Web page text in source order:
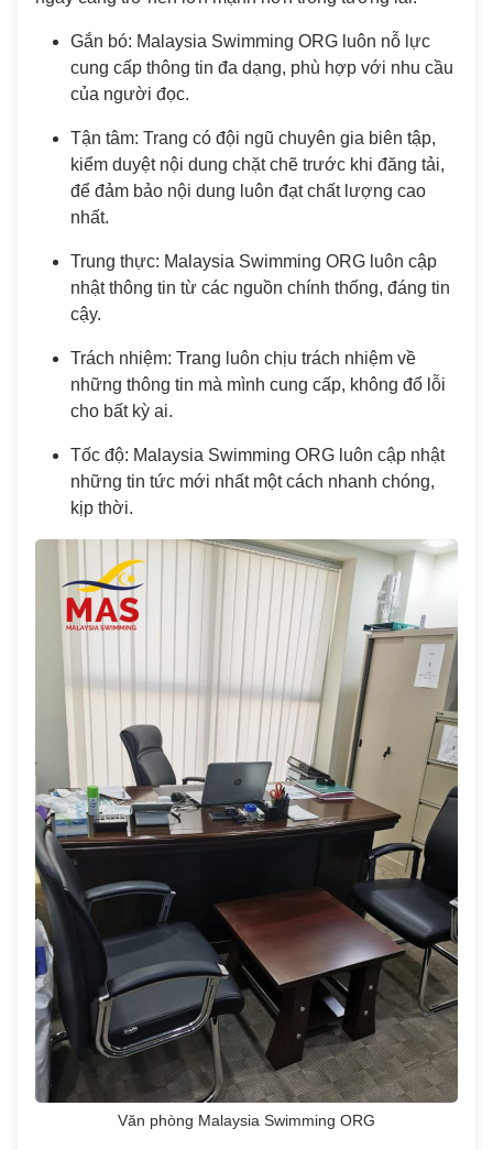
Gắn bó: Malaysia Swimming ORG luôn nỗ lực
cung cấp thông tin đa dạng, phù hợp với nhu cầu
của người đọc.
Tận tâm: Trang có đội ngũ chuyên gia biên tập,
kiểm duyệt nội dung chặt chẽ trước khi đăng tải,
để đảm bảo nội dung luôn đạt chất lượng cao
nhất.
Trung thực: Malaysia Swimming ORG luôn cập
nhật thông tin từ các nguồn chính thống, đáng tin
cậy.
Trách nhiệm: Trang luôn chịu trách nhiệm về
những thông tin mà mình cung cấp, không đổ lỗi
cho bất kỳ ai.
Tốc độ: Malaysia Swimming ORG luôn cập nhật
những tin tức mới nhất một cách nhanh chóng,
kịp thời.
Văn phòng Malaysia Swimming ORG